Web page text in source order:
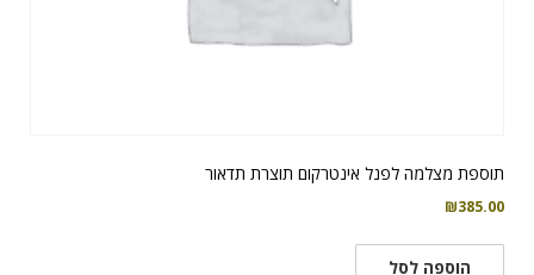
תוספת מצלמה לפנל אינטרקום תוצרת תדאור
₪385.00
הוספה לסל